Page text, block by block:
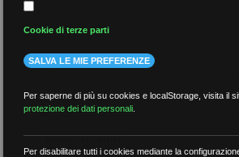
più recenti
meno recenti
Cookie di terze parti
SALVA LE MIE PREFERENZE
Per saperne di più su cookies e localStorage, visita il
protezione dei dati personali
Per disabilitare tutti i cookies mediante la